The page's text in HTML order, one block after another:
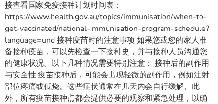
接查看国家免疫接种计划时间表：
https://www.health.gov.au/topics/immunisation/when-to-
get-vaccinated/national-immunisation-program-schedule?
language=und 接种疫苗时的注意事项 如果您或您的家人准
备接种疫苗，可以先检查一下接种史，并与接种人员沟通您
的健康状况。以下几种情况需要特别注意： 接种后的副作用
与安全性 疫苗接种后，可能会出现轻微的副作用，例如注射
部位疼痛或低烧。这些症状通常在几天内会自行缓解。此
外，所有疫苗接种点都会提供必要的观察和紧急处理，以确